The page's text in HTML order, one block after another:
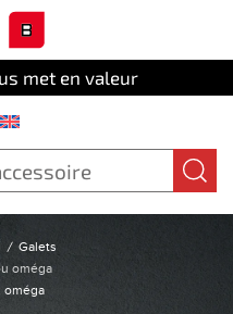
met en valeur
Galets
oméga
oméga